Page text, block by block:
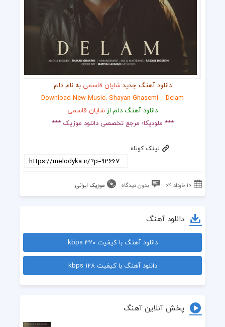
دانلود آهنگ جدیدشایان قاسمی به نام دلم
Download New Music: Shayan Ghasemi – Delam
دانلود آهنگ دلم از شایان قاسمی
*** ملودیکا؛ مرجع تخصصی دانلود موزیک ***
لینک کوتاه
۱۰ خرداد ۰۴ بدون دیدگاه موزیک ایرانی
دانلود آهنگ
دانلود آهنگ با کیفیت 320 kbps
دانلود آهنگ با کیفیت 128 kbps
پخش آنلاین آهنگ